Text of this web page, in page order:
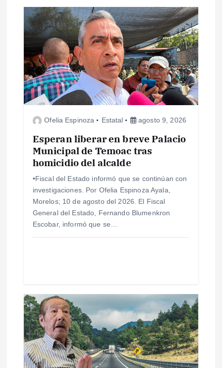
ó
n
d
e
s
Ofelia Espinoza Estatal agosto 9, 2026
Esperan liberar en breve Palacio
Municipal de Temoac tras
homicidio del alcalde
•Fiscal del Estado informó que se continúan con
investigaciones. Por Ofelia Espinoza Ayala,
Morelos; 10 de agosto del 2026. El Fiscal
General del Estado, Fernando Blumenkron
Escobar, informó que se…